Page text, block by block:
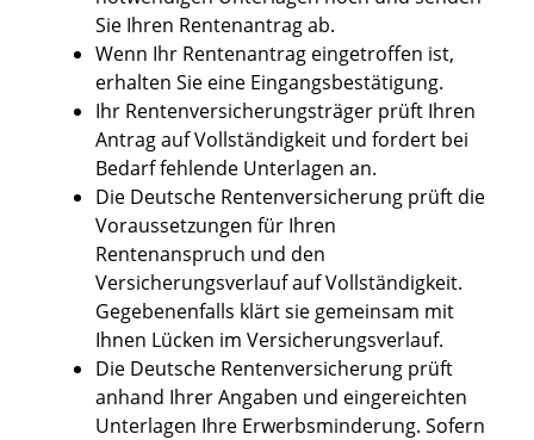
Sie Ihren Rentenantrag ab.
Wenn Ihr Rentenantrag eingetroffen ist,
erhalten Sie eine Eingangsbestätigung.
Ihr Rentenversicherungsträger prüft Ihren
Antrag auf Vollständigkeit und fordert bei
Bedarf fehlende Unterlagen an.
Die Deutsche Rentenversicherung prüft die
Voraussetzungen für Ihren
Rentenanspruch und den
Versicherungsverlauf auf Vollständigkeit.
Gegebenenfalls klärt sie gemeinsam mit
Ihnen Lücken im Versicherungsverlauf.
Die Deutsche Rentenversicherung prüft
anhand Ihrer Angaben und eingereichten
Unterlagen Ihre Erwerbsminderung. Sofern